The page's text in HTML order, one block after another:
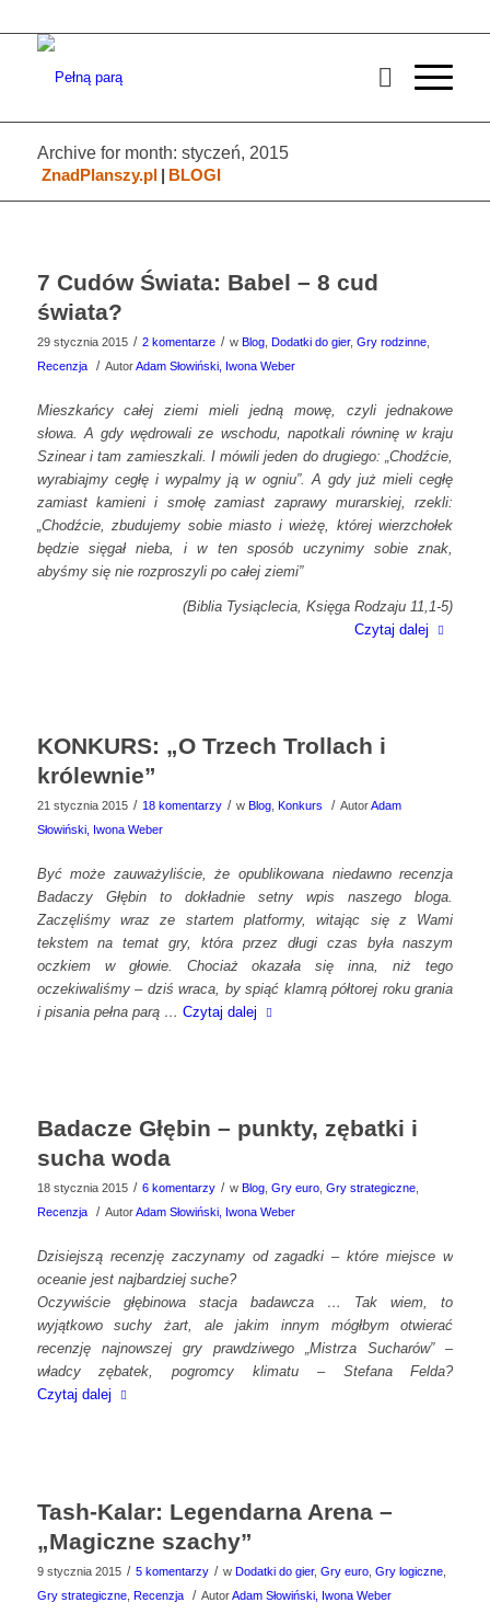
Archive for month: styczeń, 2015
ZnadPlanszy.pl | BLOGI
7 Cudów Świata: Babel – 8 cud
świata?
29 stycznia 2015 / 2 komentarze / w Blog, Dodatki do gier, Gry rodzinne,
Recenzja
/ AutorAdam Słowiński, Iwona Weber
Mieszkańcy całej ziemi mieli jedną mowę, czyli jednakowe
słowa. A gdy wędrowali ze wschodu, napotkali równinę w kraju
Szinear i tam zamieszkali. I mówili jeden do drugiego: „Chodźcie,
wyrabiajmy cegłę i wypalmy ją w ogniu”. A gdy już mieli cegłę
zamiast kamieni i smołę zamiast zaprawy murarskiej, rzekli:
„Chodźcie, zbudujemy sobie miasto i wieżę, której wierzchołek
będzie sięgał nieba, i w ten sposób uczynimy sobie znak,
abyśmy się nie rozproszyli po całej ziemi”
(Biblia Tysiąclecia, Księga Rodzaju 11,1-5)
Czytaj dalej
KONKURS: „O Trzech Trollach i
królewnie”
21 stycznia 2015 / 18 komentarzy / w Blog, Konkurs / AutorAdam
Słowiński, Iwona Weber
Być może zauważyliście, że opublikowana niedawno recenzja
Badaczy Głębin to dokładnie setny wpis naszego bloga.
Zaczęliśmy wraz ze startem platformy, witając się z Wami
tekstem na temat gry, która przez długi czas była naszym
oczkiem w głowie. Chociaż okazała się inna, niż tego
oczekiwaliśmy – dziś wraca, by spiąć klamrą półtorej roku grania
i pisania pełna parą … Czytaj dalej
Badacze Głębin – punkty, zębatki i
sucha woda
18 stycznia 2015 / 6 komentarzy / w Blog, Gry euro, Gry strategiczne,
Recenzja
/ AutorAdam Słowiński, Iwona Weber
Dzisiejszą recenzję zaczynamy od zagadki – które miejsce w
oceanie jest najbardziej suche?
Oczywiście głębinowa stacja badawcza … Tak wiem, to
wyjątkowo suchy żart, ale jakim innym mógłbym otwierać
recenzję najnowszej gry prawdziwego „Mistrza Sucharów” –
władcy zębatek, pogromcy klimatu – Stefana Felda?
Czytaj dalej
Tash-Kalar: Legendarna Arena –
„Magiczne szachy”
9 stycznia 2015 / 5 komentarzy / w Dodatki do gier, Gry euro, Gry logiczne,
Gry strategiczne, Recenzja / AutorAdam Słowiński, Iwona Weber